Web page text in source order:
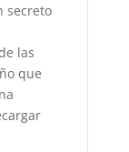
secreto
las
que